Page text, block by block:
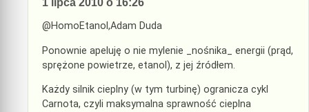
1 lipca 2010 o 16:26
@HomoEtanol,Adam Duda
Ponownie apeluję o nie mylenie _nośnika_ energii (prąd,
sprężone powietrze, etanol), z jej źródłem.
Każdy silnik cieplny (w tym turbinę) ogranicza cykl
Carnota, czyli maksymalna sprawność cieplna